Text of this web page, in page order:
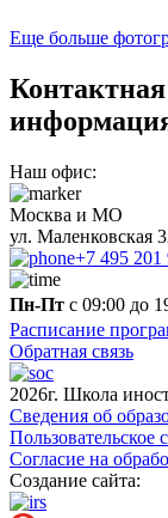
Еще больше
Контактная
Наш офис:
Москва и МО
ул. Маленковская
+7 495 201
Пн-Пт с 09:00 до
Расписание
Обратная связь
2026г. Школа
Сведения об
Пользовательское
Согласие на
Создание сайта: